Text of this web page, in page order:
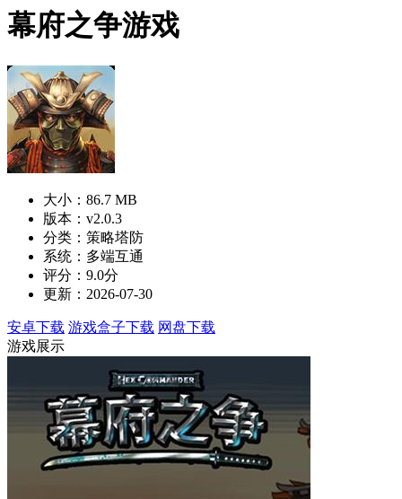
幕府之争游戏
大小：86.7 MB
版本：v2.0.3
分类：策略塔防
系统：多端互通
评分：9.0分
更新：2026-07-30
安卓下载 游戏盒子下载 网盘下载
游戏展示